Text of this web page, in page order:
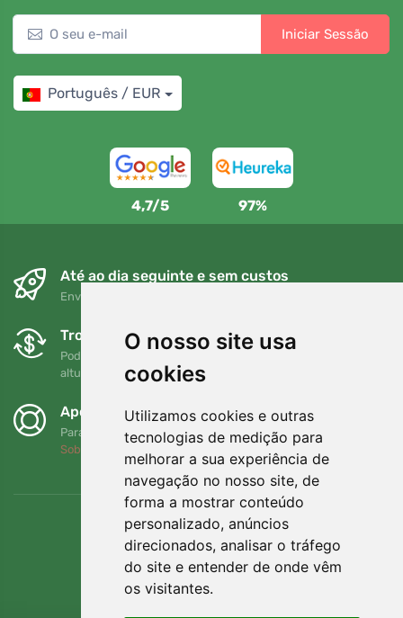
O nosso site usa
cookies
Utilizamos cookies e outras
tecnologias de medição para
melhorar a sua experiência de
navegação no nosso site, de
forma a mostrar conteúdo
personalizado, anúncios
direcionados, analisar o tráfego
do site e entender de onde vêm
os visitantes.
Iniciar Sessão
Português / EUR
4,7/5 97%
Até ao dia seguinte e sem custos
Envio gratuito para encomendas superiores a 80 EUR
Trocas e devoluções gratuitas
Pode devolver ou trocar a sua encomenda em qualquer
altura no prazo de 90 dias
Apoiamos a Trees.org
Para cada encomenda plantamos uma árvore! Leia mais
Sobre nós